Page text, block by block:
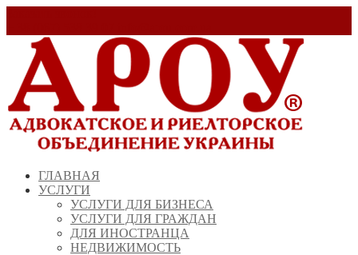
ГЛАВНАЯ
УСЛУГИ
УСЛУГИ ДЛЯ БИЗНЕСА
УСЛУГИ ДЛЯ ГРАЖДАН
ДЛЯ ИНОСТРАНЦА
НЕДВИЖИМОСТЬ